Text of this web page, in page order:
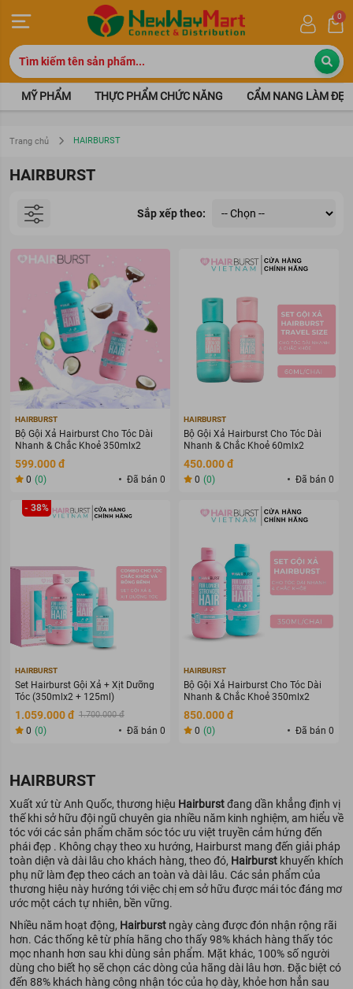
0
MỸ PHẨM THỰC PHẨM CHỨC NĂNG CẨM NANG LÀM ĐẸP
Trang chủ HAIRBURST
HAIRBURST
Sắp xếp theo:
HAIRBURST
Bộ Gội Xả Hairburst Cho Tóc Dài
Nhanh & Chắc Khoẻ 350mlx2
599.000 đ
0 (0) Đã bán 0
HAIRBURST
Bộ Gội Xả Hairburst Cho Tóc Dài
Nhanh & Chắc Khoẻ 60mlx2
450.000 đ
0 (0) Đã bán 0
- 38%
HAIRBURST
Set Hairburst Gội Xả + Xịt Dưỡng
Tóc (350mlx2 + 125ml)
1.059.000 đ 1.700.000 đ
0 (0) Đã bán 0
HAIRBURST
Bộ Gội Xả Hairburst Cho Tóc Dài
Nhanh & Chắc Khoẻ 350mlx2
850.000 đ
0 (0) Đã bán 0
HAIRBURST
Xuất xứ từ Anh Quốc, thương hiệu Hairburstđang dần khẳng định vị
thế khi sở hữu đội ngũ chuyên gia nhiều năm kinh nghiệm, am hiểu về
tóc với các sản phẩm chăm sóc tóc ưu việt truyền cảm hứng đến
phái đẹp . Không chạy theo xu hướng, Hairburst mang đến giải pháp
toàn diện và dài lâu cho khách hàng, theo đó, Hairburst khuyến khích
phụ nữ làm đẹp theo cách an toàn và dài lâu. Các sản phẩm của
thương hiệu này hướng tới việc chị em sở hữu được mái tóc đáng mơ
ước một cách tự nhiên, bền vững.
Nhiều năm hoạt động, Hairburst ngày càng được đón nhận rộng rãi
hơn. Các thống kê từ phía hãng cho thấy 98% khách hàng thấy tóc
mọc nhanh hơn sau khi dùng sản phẩm. Mặt khác, 100% số người
dùng cho biết họ sẽ chọn các dòng của hãng dài lâu hơn. Đặc biệt có
đến 88% khách hàng công nhận tóc của họ dày, khỏe hơn hẳn sau